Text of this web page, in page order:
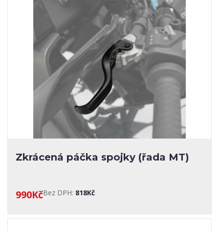
Zkrácená páčka spojky (řada MT)
990KčBez DPH: 818Kč